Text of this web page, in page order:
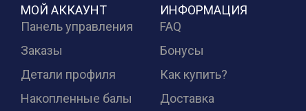
МОЙ АККАУНТ
Панель управления
Заказы
Детали профиля
Накопленные балы
ИНФОРМАЦИЯ
FAQ
Бонусы
Как купить?
Доставка